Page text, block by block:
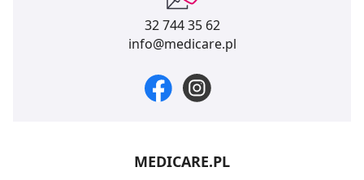
32 744 35 62
info@medicare.pl
MEDICARE.PL